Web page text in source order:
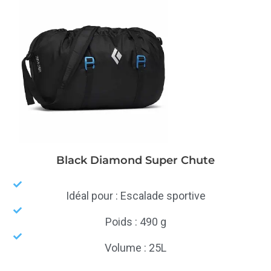
Black Diamond Super Chute
Idéal pour : Escalade sportive
Poids : 490 g
Volume : 25L